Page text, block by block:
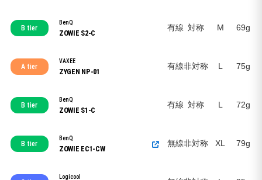
B tier
BenQ
ZOWIE S2-C
有線 対称 M 69g
A tier
VAXEE
ZYGEN NP-01
有線非対称 L 75g
B tier
BenQ
ZOWIE S1-C
有線 対称 L 72g
B tier
BenQ
ZOWIE EC1-CW
無線非対称 XL 79g
Logicool